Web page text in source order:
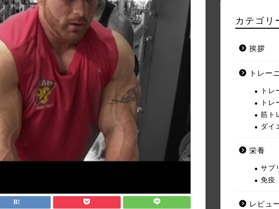
カテゴリ
挨拶
トレー
トレ
トレ
筋ト
ダイ
栄養
サプ
免疫
レビュ